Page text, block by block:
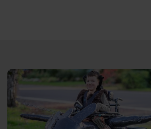
Direct door naar content